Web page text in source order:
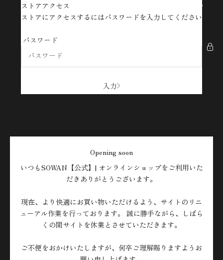
コンテンツへスキップ
SOWAN【公式】| オンラインショップ
ストアアクセス
ストアにアクセスするにはパスワードを入力してください
パスワード
入力
Opening soon
いつもSOWAN【公式】| オンラインショップをご利用いた
だきありがとうございます。
現在、より快適にお買い物いただけるよう、サイトのリニ
ューアル作業を行っております。 誠に勝手ながら、しばら
くの間サイトを休業とさせていただきます。
ご不便をおかけいたしますが、何卒ご理解賜りますようお